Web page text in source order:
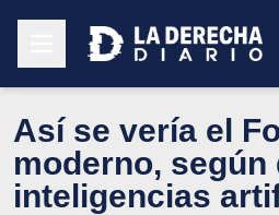
Así se vería el
moderno, según
inteligencias